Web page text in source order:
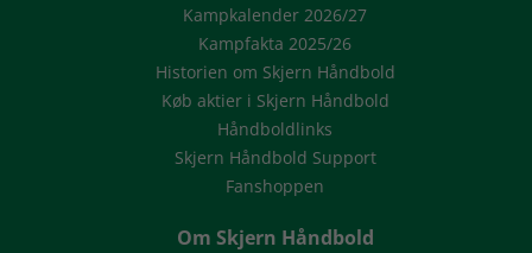
Kampkalender 2026/27
Kampfakta 2025/26
Historien om Skjern Håndbold
Køb aktier i Skjern Håndbold
Håndboldlinks
Skjern Håndbold Support
Fanshoppen
Om Skjern Håndbold